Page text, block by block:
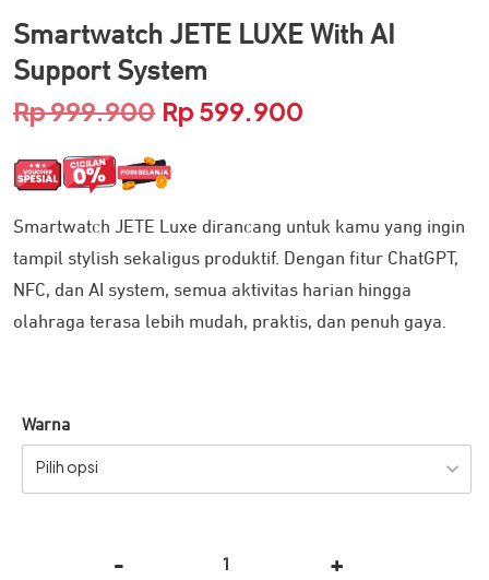
Smartwatch JETE LUXE With AI
Support System
Rp999.900 Harga
aslinya
adalah:
Rp 999.900.
Rp 599.900
adalah:
Rp 599.900.
Smartwatch JETE Luxe dirancang untuk kamu yang ingin
tampil stylish sekaligus produktif. Dengan fitur ChatGPT,
NFC, dan AI system, semua aktivitas harian hingga
olahraga terasa lebih mudah, praktis, dan penuh gaya.
Warna
Pilih opsi
- +